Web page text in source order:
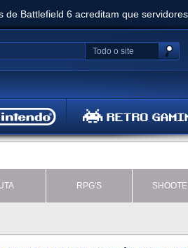
de Battlefield 6 acreditam que
33 já vendeu 5 milhões de cópias
Metal Gear
Bethesda anuncia
Todo o site
RPG'S